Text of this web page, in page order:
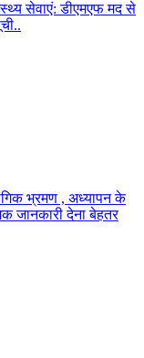
सेवाएं: डीएमएफ मद से
भ्रमण , अध्यापन के
जानकारी देना बेहतर